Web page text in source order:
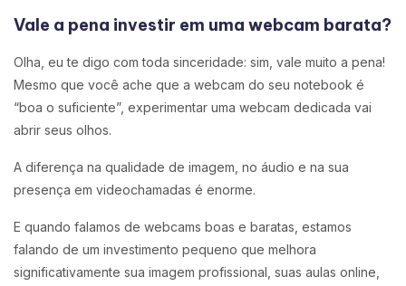
Vale a pena investir em uma webcam barata?
Olha, eu te digo com toda sinceridade: sim, vale muito a pena!
Mesmo que você ache que a webcam do seu notebook é
“boa o suficiente”, experimentar uma webcam dedicada vai
abrir seus olhos.
A diferença na qualidade de imagem, no áudio e na sua
presença em videochamadas é enorme.
E quando falamos de webcams boas e baratas, estamos
falando de um investimento pequeno que melhora
significativamente sua imagem profissional, suas aulas online,